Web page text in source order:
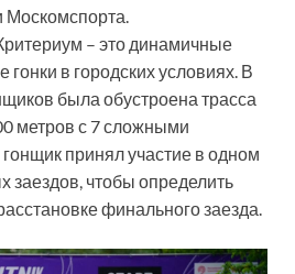
Москомспорта.
– это динамичные
в городских условиях. В
была обустроена трасса
метров с 7 сложными
принял участие в одном
заездов, чтобы определить
финального заезда.